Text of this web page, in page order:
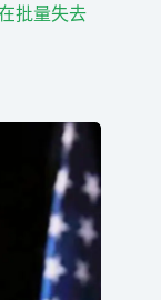
批量失去